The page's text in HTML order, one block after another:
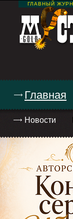
ГЛАВНЫЙ
Главная
Новости